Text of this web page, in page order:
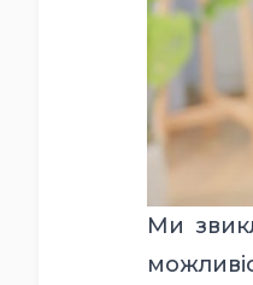
Ми